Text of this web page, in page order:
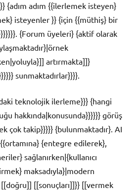
{adım adım {{ilerlemek isteyen}
isteyenler }} {için {{müthiş} bir
{Forum üyeleri} {aktif olarak
artırmakta]]}
sunmaktadırlar}}}}.
teknolojik ilerleme}}} {hangi
hakkında|konusunda}}}}}} görüş
çok takip}}}}} {bulunmaktadır}. AI
{entegre edilerek},
sağlanırken|{kullanıcı
maksadıyla}|modern
[[sonuçları]]}} [[vermek